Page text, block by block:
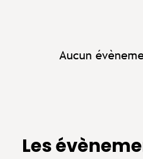
Aucun
Les